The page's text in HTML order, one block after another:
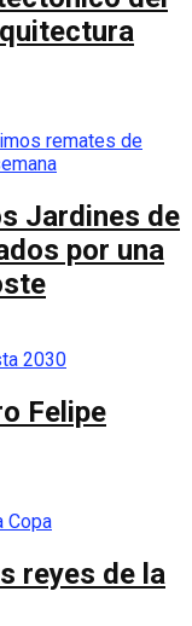
Jardines de
por una
Felipe
reyes de la